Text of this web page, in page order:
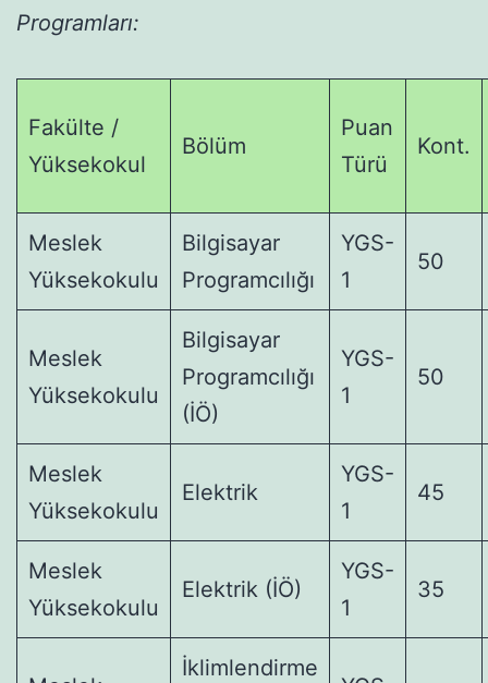
Programları:
Fakülte /
Yüksekokul
Bölüm
Puan
Türü
Kont.
Meslek
Yüksekokulu
Bilgisayar
Programcılığı
YGS-
1
50
Meslek
Yüksekokulu
Bilgisayar
Programcılığı
(İÖ)
YGS-
1
50
Meslek
Yüksekokulu
Elektrik
YGS-
1
45
Meslek
Yüksekokulu
Elektrik (İÖ)
YGS-
1
35
İklimlendirme